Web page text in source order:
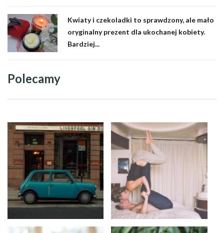
Kwiaty i czekoladki to sprawdzony, ale mało
oryginalny prezent dla ukochanej kobiety.
Bardziej...
Polecamy